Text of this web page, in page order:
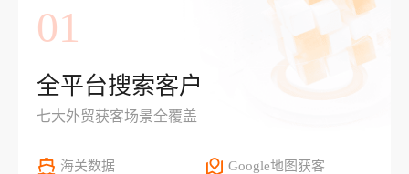
01
全平台搜索客户
七大外贸获客场景全覆盖
海关数据 Google地图获客